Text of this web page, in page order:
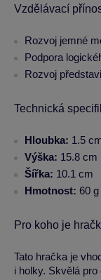
Vzdělávací
Rozvoj jemné
Podpora
Rozvoj
Technická
Hloubka: 1.5
Výška: 15.8 cm
Šířka: 10.1 cm
Hmotnost: 60 g
Pro koho je
Tato hračka je
i holky. Skvělá